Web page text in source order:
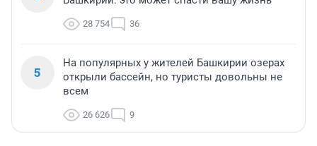
28 754 36
5
На популярных у жителей Башкирии озерах
открыли бассейн, но туристы довольны не
всем
26 626 9